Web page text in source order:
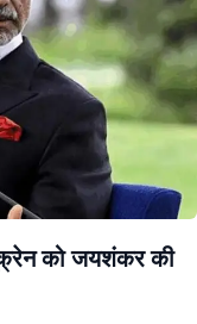
यूक्रेन को जयशंकर की